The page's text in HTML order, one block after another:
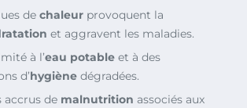
de chaleur provoquent la
et aggravent les maladies.
à l’eau potable et à des
d’hygiène dégradées.
accrus de malnutrition associés aux